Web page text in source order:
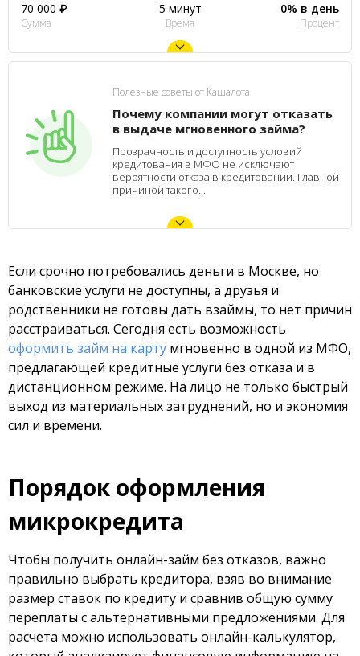
70 000 ₽
Сумма
5 минут
Время
0% в день
Процент
Полезные советы от Кашалота
Почему компании могут отказать
в выдаче мгновенного займа?
Прозрачность и доступность условий
кредитования в МФО не исключают
вероятности отказа в кредитовании. Главной
причиной такого...
Если срочно потребовались деньги в Москве, но
банковские услуги не доступны, а друзья и
родственники не готовы дать взаймы, то нет причин
расстраиваться. Сегодня есть возможность
оформить займ на карту мгновенно в одной из МФО,
предлагающей кредитные услуги без отказа и в
дистанционном режиме. На лицо не только быстрый
выход из материальных затруднений, но и экономия
сил и времени.
Порядок оформления
микрокредита
Чтобы получить онлайн-займ без отказов, важно
правильно выбрать кредитора, взяв во внимание
размер ставок по кредиту и сравнив общую сумму
переплаты с альтернативными предложениями. Для
расчета можно использовать онлайн-калькулятор,